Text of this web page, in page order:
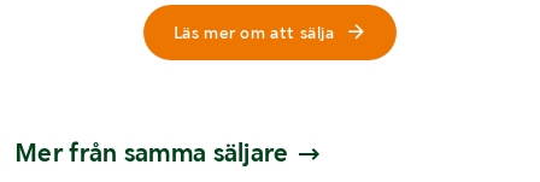
Läs mer om att sälja
Mer från samma säljare